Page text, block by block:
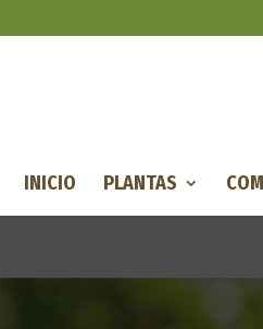
INICIO PLANTAS